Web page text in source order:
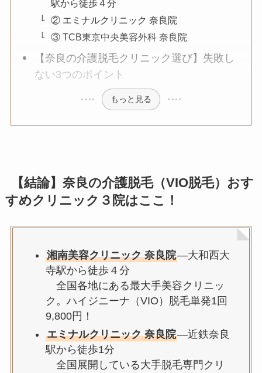
駅から徒歩４分
② エミナルクリニック 奈良院
③ TCB東京中央美容外科 奈良院
【奈良の介護脱毛クリニック選び】失敗し
ない3つのポイント
もっと見る
【結論】奈良の介護脱毛（VIO脱毛）おす
すめクリニック３院はここ！
湘南美容クリニック 奈良院—大和西大
寺駅から徒歩４分
全国各地にある最大手美容クリニッ
ク。ハイジニーナ（VIO）脱毛単発1回
9,800円！
エミナルクリニック 奈良院—近鉄奈良
駅から徒歩1分
全国展開している大手脱毛専門クリ